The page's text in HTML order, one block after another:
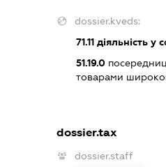
dossier.kveds:
71.11діяльність у
51.19.0
товарами
dossier.tax
dossier.staff